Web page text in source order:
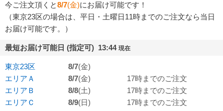
今ご注文頂くと8/7(金)にお届け可能です！
（東京23区の場合は、平日・土曜日11時までのご注文なら当日
お届け可能です。）
最短お届け可能日 (指定可) 13:44 現在
東京23区 8/7(金)
エリアＡ
8/7(金)
17時までのご注文
エリアＢ
8/8(土)
17時までのご注文
エリアＣ
8/9(日) 17時までのご注文